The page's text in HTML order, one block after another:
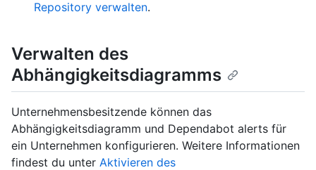
Repository verwalten.
Verwalten des
Abhängigkeitsdiagramms
Unternehmensbesitzende können das
Abhängigkeitsdiagramm und Dependabot alerts für
ein Unternehmen konfigurieren. Weitere Informationen
findest du unter Aktivieren des